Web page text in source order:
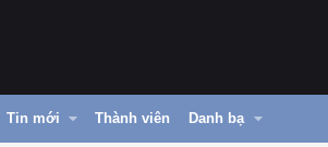
Tin mới Thành viên Danh bạ